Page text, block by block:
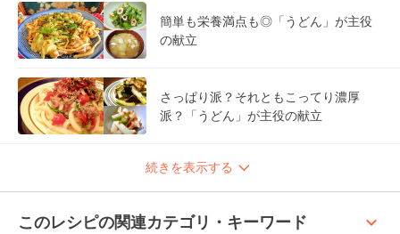
簡単も栄養満点も◎「うどん」が主役
の献立
さっぱり派？それともこってり濃厚
派？「うどん」が主役の献立
続きを表示する
このレシピの関連カテゴリ・キーワード keyboard_arrow_up